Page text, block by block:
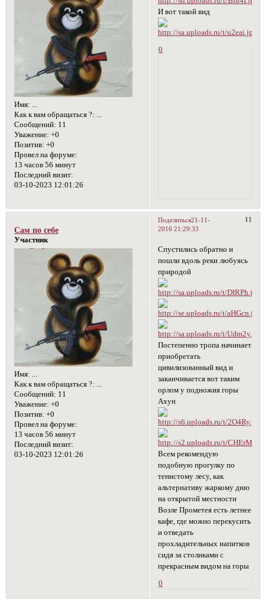
Имя: ...
Как к вам обращаться ?: ...
Сообщений: 11
Уважение: +0
Позитив: +0
Провел на форуме:
13 часов 56 минут
Последний визит:
03-10-2023 12:01:26
И вот такой вид
0
Поделиться 11
21-11-
2016 21:29:33
Сам по себе
Участник
Имя: ...
Как к вам обращаться ?: ...
Сообщений: 11
Уважение: +0
Позитив: +0
Провел на форуме:
13 часов 56 минут
Последний визит:
03-10-2023 12:01:26
Спустились обратно и
пошли вдоль реки любуясь
природой
Постепенно тропа начинает
приобретать
цивилизованный вид и
заканчивается вот таким
орлом у подножия горы
Ахун
Всем рекомендую
подобную прогулку по
тенистому лесу, как
альтернативу жаркому дню
на открытой местности
Возле Прометея есть летнее
кафе, где можно перекусить
и отведать
прохладительных напитков
сидя за столиками с
прекрасным видом на горы
0